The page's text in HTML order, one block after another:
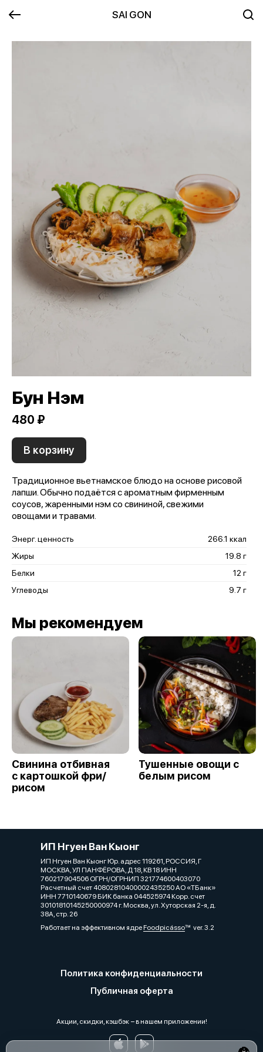
SAI GON
Бун Нэм
480 ₽
В корзину
Традиционное вьетнамское блюдо на основе рисовой
лапши. Обычно подаётся с ароматным фирменным
соусов, жаренными нэм со свининой, свежими
овощами и травами.
Энерг. ценность
266.1 ккал
Жиры
19.8 г
Белки
12 г
Углеводы
9.7 г
Мы рекомендуем
Свинина отбивная
с картошкой фри/
рисом
Тушенные овощи с
белым рисом
ИП Нгуен Ван Кыонг
ИП Нгуен Ван Кыонг Юр. адрес 119261, РОССИЯ, Г
МОСКВА, УЛ ПАНФЁРОВА, Д 18, КВ 18 ИНН
760217904506 ОГРН/ОГРНИП 321774600403070
Расчетный счет 40802810400002435250 АО «ТБанк»
ИНН 7710140679 БИК банка 044525974 Корр. счет
30101810145250000974 г. Москва, ул. Хуторская 2-я, д.
38А, стр. 26
Работает на эффективном ядреFoodpicássover. 3.2
Политика конфиденциальности
Публичная оферта
Акции, скидки, кэшбэк − в нашем приложении!